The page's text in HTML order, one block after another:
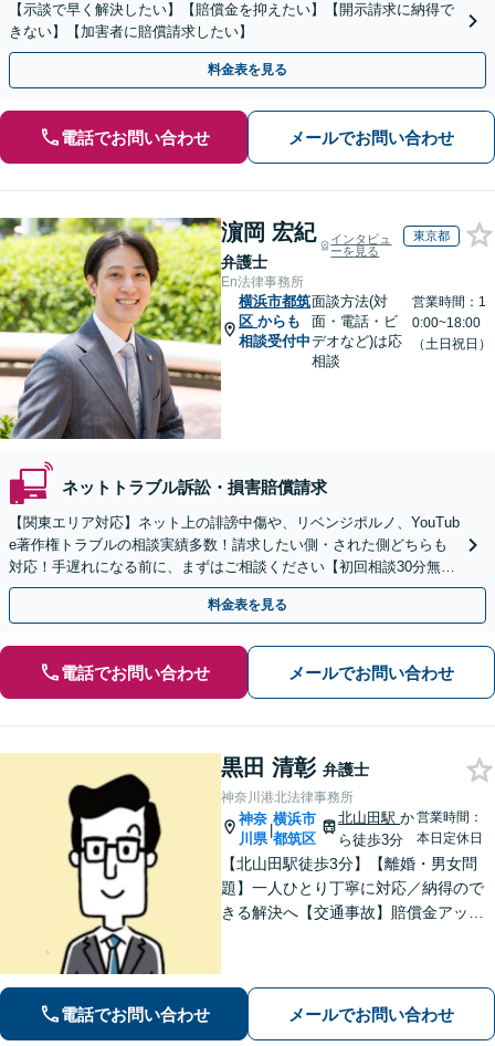
【示談で早く解決したい】【賠償金を抑えたい】【開示請求に納得で
きない】【加害者に賠償請求したい】
料金表を見る
電話でお問い合わせ メールでお問い合わせ
濵岡 宏紀
弁護士
インタビュ
ーを見る
東京都
En法律事務所
横浜市都筑
区 からも
相談受付中
面談方法(対
面・電話・ビ
デオなど)は応
相談
営業時間：1
0:00~18:00
（土日祝日）
ネットトラブル訴訟・損害賠償請求
【関東エリア対応】ネット上の誹謗中傷や、リベンジポルノ、YouTub
e著作権トラブルの相談実績多数！請求したい側・された側どちらも
対応！手遅れになる前に、まずはご相談ください【初回相談30分無
料】【オンライン対応可】【夜間休日相談可】
料金表を見る
電話でお問い合わせ メールでお問い合わせ
黒田 清彰 弁護士
神奈川港北法律事務所
神奈
川県
|
横浜市
都筑区
北山田駅か
ら徒歩3分
営業時間：
本日定休日
【北山田駅徒歩3分】【離婚・男女問
題】一人ひとり丁寧に対応／納得ので
きる解決へ【交通事故】賠償金アップ
続きはもちろん、再発防止策や今後の
生活のフォローも行います。
電話でお問い合わせ メールでお問い合わせ